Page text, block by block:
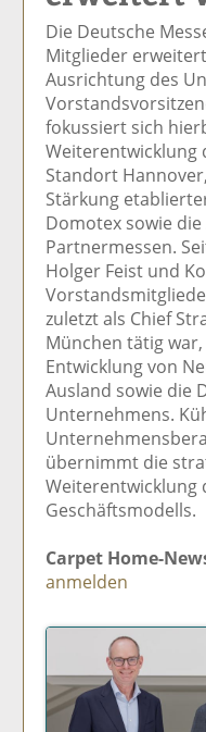
Die Deutsche
Mitglieder
Ausrichtung des
fokussiert sich
Weiterentwicklung
Standort
Stärkung
Domotex sowie
Partnermessen.
Holger Feist und
zuletzt als Chief
München tätig
Entwicklung von
Ausland sowie die
Unternehmens.
übernimmt die
Weiterentwicklung
Geschäftsmodells.
Carpet Home-
anmelden